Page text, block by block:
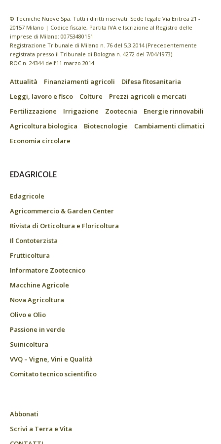
© Tecniche Nuove Spa. Tutti i diritti riservati. Sede legale Via Eritrea 21 -
20157 Milano | Codice fiscale, Partita IVA e Iscrizione al Registro delle
imprese di Milano: 00753480151
Registrazione Tribunale di Milano n. 76 del 5.3.2014 (Precedentemente
registrata presso il Tribunale di Bologna n. 4272 del 7/04/1973)
ROC n. 24344 dell’11 marzo 2014
Attualità Finanziamenti agricoli
Difesa fitosanitaria
Leggi, lavoro e fisco
Colture
Prezzi agricoli e mercati
Fertilizzazione
Irrigazione Zootecnia
Energie rinnovabili
Agricoltura biologica
Biotecnologie
Cambiamenti climatici
Economia circolare
EDAGRICOLE
Edagricole
Agricommercio & Garden Center
Rivista di Orticoltura e Floricoltura
Il Contoterzista
Frutticoltura
Informatore Zootecnico
Macchine Agricole
Nova Agricoltura
Olivo e Olio
Passione in verde
Suinicoltura
VVQ – Vigne, Vini e Qualità
Comitato tecnico scientifico
Abbonati
Scrivi a Terra e Vita